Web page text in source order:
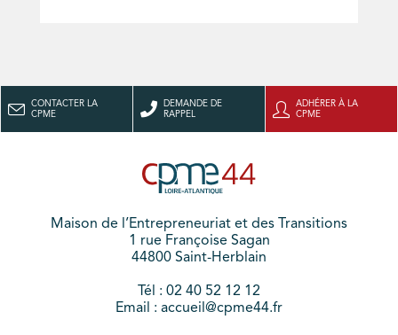
CONTACTER LA
CPME
DEMANDE DE
RAPPEL
ADHÉRER À LA
CPME
Maison de l’Entrepreneuriat et des Transitions
1 rue Françoise Sagan
44800 Saint-Herblain
Tél : 02 40 52 12 12
Email : accueil@cpme44.fr